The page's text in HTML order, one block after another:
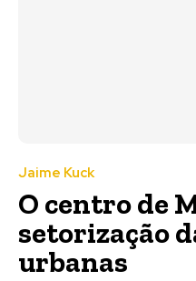
Jaime Kuck
O centro de
setorização
urbanas